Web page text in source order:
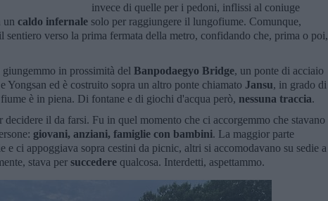
invece di quelle per i pedoni, inflissi al coniuge
un caldo infernale solo per raggiungere il lungofiume. Comunque,
verso la prima fermata della metro, confidando che, prima o poi,
in prossimità del Banpodaegyo Bridge, un ponte di acciaio
Yongsan ed è costruito sopra un altro ponte chiamato Jansu, in grado di
è in piena. Di fontane e di giochi d'acqua però, nessuna traccia.
decidere il da farsi. Fu in quel momento che ci accorgemmo che stavano
giovani, anziani, famiglie con bambini. La maggior parte
e ci appoggiava sopra cestini da picnic, altri si accomodavano su sedie a
stava per succedere qualcosa. Interdetti, aspettammo.